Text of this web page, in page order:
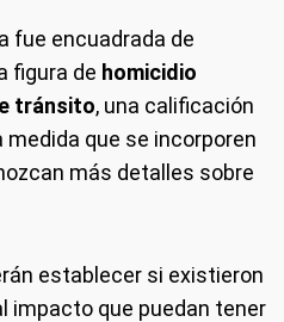
fue encuadrada de
figura de homicidio
tránsito, una calificación
que se incorporen
más detalles sobre
establecer si existieron
impacto que puedan tener